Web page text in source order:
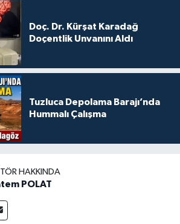
Doç. Dr. Kürşat Karadağ
Doçentlik Unvanını Aldı
Tuzluca Depolama Barajı’nda
Hummalı Çalışma
HAKKINDA
POLAT